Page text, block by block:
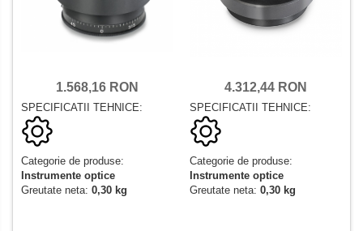
1.568,16 RON
SPECIFICATII TEHNICE:
Categorie de produse:
Instrumente optice
Greutate neta: 0,30 kg
4.312,44 RON
SPECIFICATII TEHNICE:
Categorie de produse:
Instrumente optice
Greutate neta: 0,30 kg